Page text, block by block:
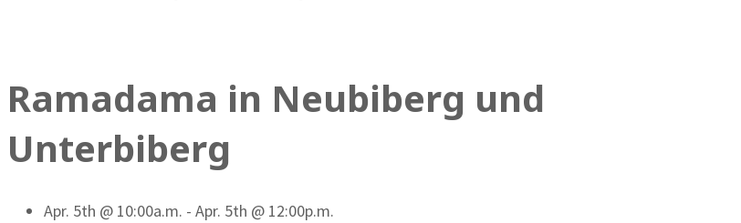
Ramadama in Neubiberg und
Unterbiberg
Apr. 5th @ 10:00a.m. - Apr. 5th @ 12:00p.m.